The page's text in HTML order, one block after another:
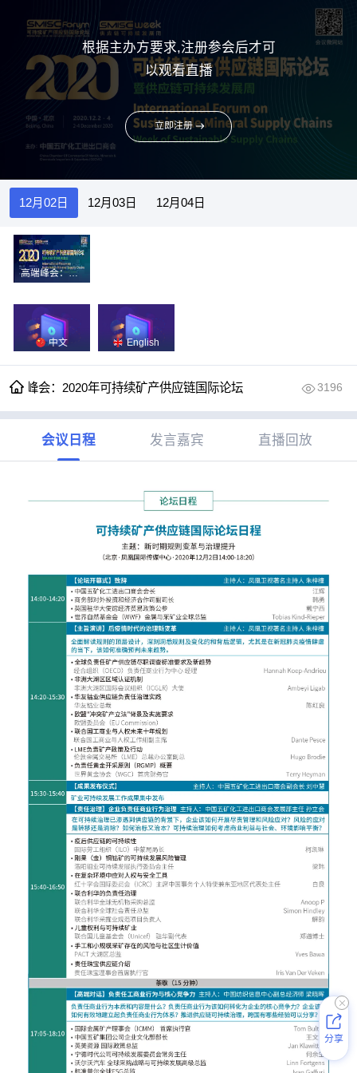

分享

根据主办方要求,注册参会后才可
以观看直播
立即注册
12月02日 12月03日 12月04日
高端峰会：2020年可持续矿产供应链国际论坛
中文 English

高端峰会：2020年可持续矿产供应链国际论坛 3196
会议日程 发言嘉宾 直播回放